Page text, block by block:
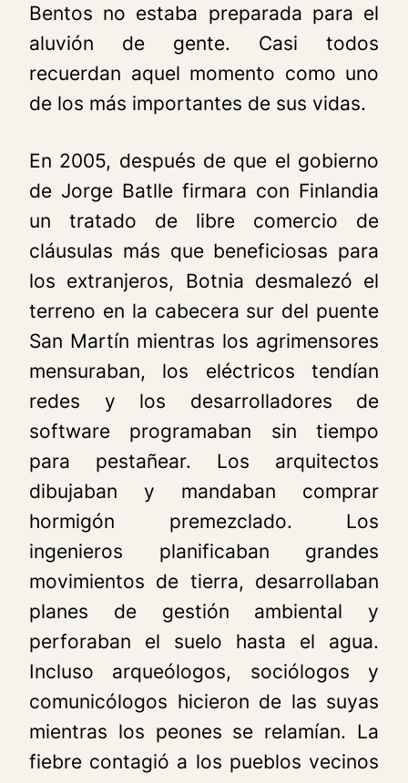
Bentos no estaba preparada para el
aluvión de gente. Casi todos
recuerdan aquel momento como uno
de los más importantes de sus vidas.
En 2005, después de que el gobierno
de Jorge Batlle firmara con Finlandia
un tratado de libre comercio de
cláusulas más que beneficiosas para
los extranjeros, Botnia desmalezó el
terreno en la cabecera sur del puente
San Martín mientras los agrimensores
mensuraban, los eléctricos tendían
redes y los desarrolladores de
software programaban sin tiempo
para pestañear. Los arquitectos
dibujaban y mandaban comprar
hormigón premezclado. Los
ingenieros planificaban grandes
movimientos de tierra, desarrollaban
planes de gestión ambiental y
perforaban el suelo hasta el agua.
Incluso arqueólogos, sociólogos y
comunicólogos hicieron de las suyas
mientras los peones se relamían. La
fiebre contagió a los pueblos vecinos